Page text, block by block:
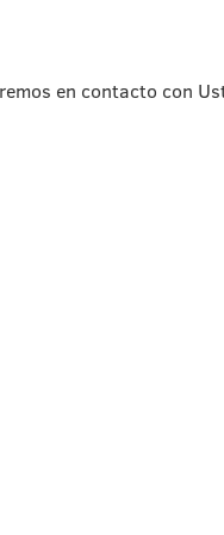
en contacto con